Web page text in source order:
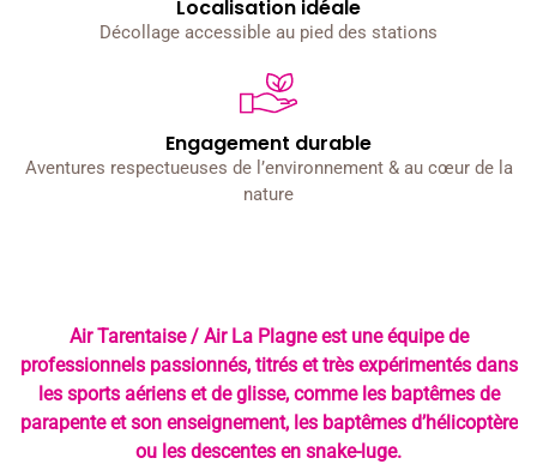
Localisation idéale
Décollage accessible au pied des stations
Engagement durable
Aventures respectueuses de l’environnement & au cœur de la
nature
Air Tarentaise / Air La Plagne est une équipe de
professionnels passionnés, titrés et très expérimentés dans
les sports aériens et de glisse, comme les baptêmes de
parapente et son enseignement, les baptêmes d’hélicoptère
ou les descentes en snake-luge.